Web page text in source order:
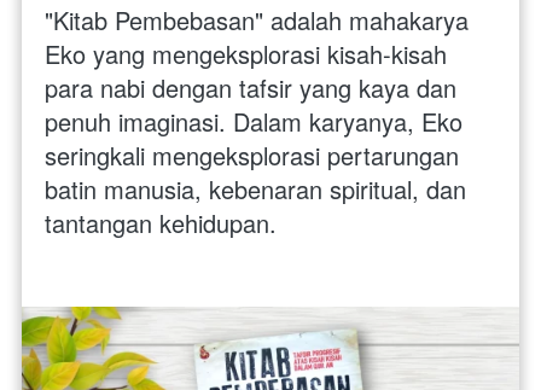
"Kitab Pembebasan" adalah mahakarya
Eko yang mengeksplorasi kisah-kisah
para nabi dengan tafsir yang kaya dan
penuh imaginasi. Dalam karyanya, Eko
seringkali mengeksplorasi pertarungan
batin manusia, kebenaran spiritual, dan
tantangan kehidupan.